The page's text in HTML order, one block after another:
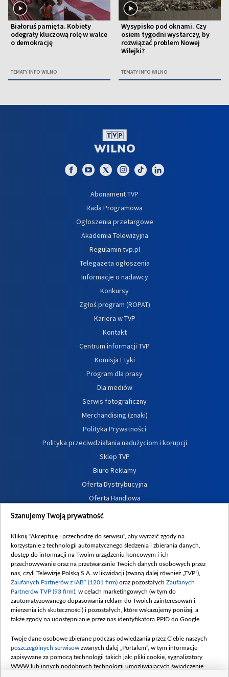
Białoruś pamięta. Kobiety
odegrały kluczową rolę w walce
o demokrację
TEMATY INFO WILNO
Wysypisko pod oknami. Czy
osiem tygodni wystarczy, by
rozwiązać problem Nowej
Wilejki?
TEMATY INFO WILNO
Abonament TVP
Rada Programowa
Ogłoszenia przetargowe
Akademia Telewizyjna
Regulamin tvp.pl
Telegazeta ogłoszenia
Informacje o nadawcy
Konkursy
Zgłoś program (ROPAT)
Kariera w TVP
Kontakt
Centrum informacji TVP
Komisja Etyki
Program dla prasy
Dla mediów
Serwis fotograficzny
Merchandising (znaki)
Polityka Prywatności
Polityka przeciwdziałania nadużyciom i korupcji
Sklep TVP
Biuro Reklamy
Oferta Dystrybucyjna
Oferta Handlowa
Dostępność
Procedura zgłoszeń wewnętrznych
Szanujemy Twoją prywatność
Kliknij "Akceptuję i przechodzę do serwisu", aby wyrazić zgody na
korzystanie z technologii automatycznego śledzenia i zbierania danych,
dostęp do informacji na Twoim urządzeniu końcowym i ich
przechowywanie oraz na przetwarzanie Twoich danych osobowych przez
nas, czyli Telewizję Polską S.A. w likwidacji (zwaną dalej również „TVP”),
Zaufanych Partnerów z IAB* (1201 firm) oraz pozostałych Zaufanych
Partnerów TVP (93 firm) , w celach marketingowych (w tym do
zautomatyzowanego dopasowania reklam do Twoich zainteresowań i
mierzenia ich skuteczności) i pozostałych, które wskazujemy poniżej, a
także zgody na udostępnianie przez nas identyfikatora PPID do Google.
Twoje dane osobowe zbierane podczas odwiedzania przez Ciebie naszych
poszczególnych serwisów zwanych dalej „Portalem”, w tym informacje
zapisywane za pomocą technologii takich jak: pliki cookie, sygnalizatory
WWW lub innych podobnych technologii umożliwiających świadczenie